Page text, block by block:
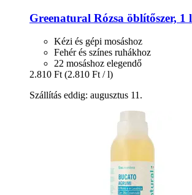
Greenatural Rózsa öblítőszer, 1 l
Kézi és gépi mosáshoz
Fehér és színes ruhákhoz
22 mosáshoz elegendő
2.810 Ft (2.810 Ft / l)
Szállítás eddig: augusztus 11.